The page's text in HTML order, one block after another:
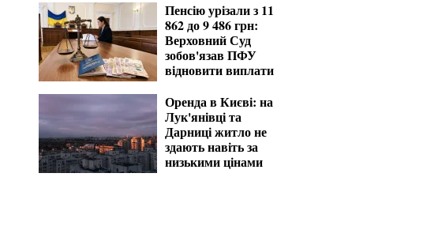
Пенсію урізали з 11
862 до 9 486 грн:
Верховний Суд
зобов'язав ПФУ
відновити виплати
Оренда в Києві: на
Лук'янівці та
Дарниці житло не
здають навіть за
низькими цінами